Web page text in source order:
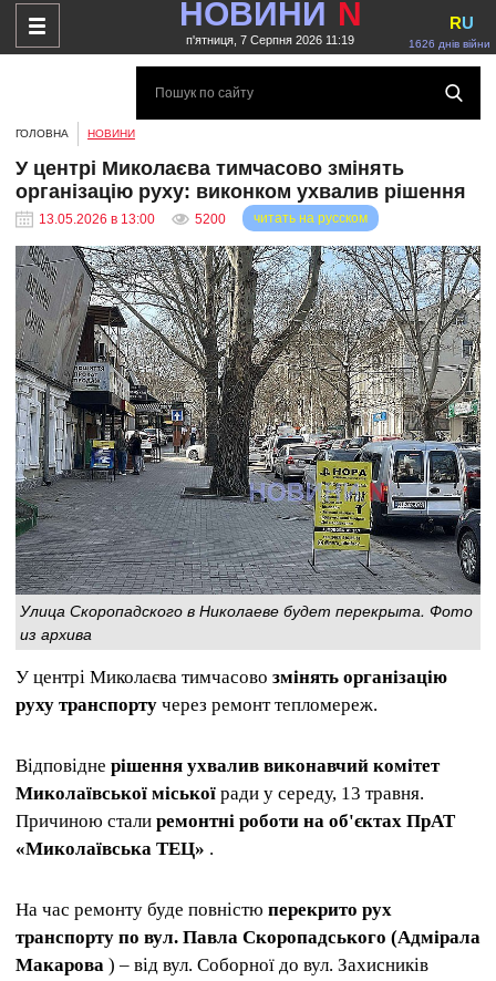
НОВИНИ N
п'ятниця, 7 Серпня 2026 11:19 1626 днів війни
RU
ГОЛОВНА НОВИНИ
У центрі Миколаєва тимчасово змінять
організацію руху: виконком ухвалив рішення
13.05.2026 в 13:00 5200 читать на русском
Улица Скоропадского в Николаеве будет перекрыта. Фото
из архива
У центрі Миколаєва тимчасово змінять організацію
руху транспорту через ремонт тепломереж.
Відповідне рішення ухвалив виконавчий комітет
Миколаївської міської ради у середу, 13 травня.
Причиною стали ремонтні роботи на об'єктах ПрАТ
«Миколаївська ТЕЦ» .
На час ремонту буде повністю перекрито рух
транспорту по вул. Павла Скоропадського (Адмірала
Макарова ) – від вул. Соборної до вул. Захисників